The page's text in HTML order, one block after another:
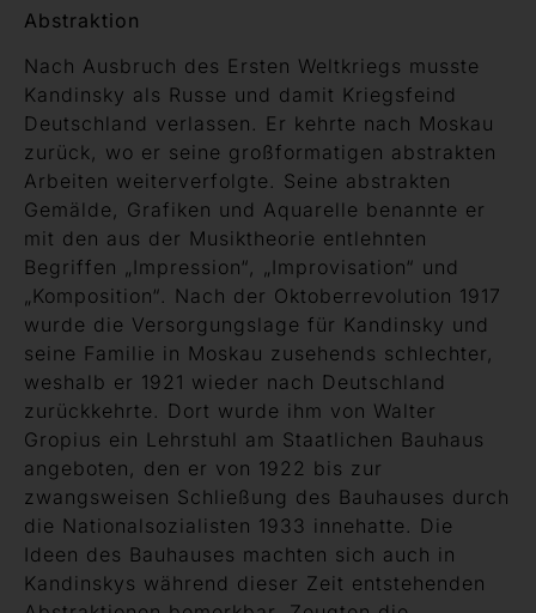
Abstraktion
Nach Ausbruch des Ersten Weltkriegs musste
Kandinsky als Russe und damit Kriegsfeind
Deutschland verlassen. Er kehrte nach Moskau
zurück, wo er seine großformatigen abstrakten
Arbeiten weiterverfolgte. Seine abstrakten
Gemälde, Grafiken und Aquarelle benannte er
mit den aus der Musiktheorie entlehnten
Begriffen „Impression“, „Improvisation“ und
„Komposition“. Nach der Oktoberrevolution 1917
wurde die Versorgungslage für Kandinsky und
seine Familie in Moskau zusehends schlechter,
weshalb er 1921 wieder nach Deutschland
zurückkehrte. Dort wurde ihm von Walter
Gropius ein Lehrstuhl am Staatlichen Bauhaus
angeboten, den er von 1922 bis zur
zwangsweisen Schließung des Bauhauses durch
die Nationalsozialisten 1933 innehatte. Die
Ideen des Bauhauses machten sich auch in
Kandinskys während dieser Zeit entstehenden